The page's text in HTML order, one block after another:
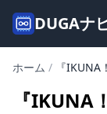
DUGAナ
ホーム / 『
『IKUNA